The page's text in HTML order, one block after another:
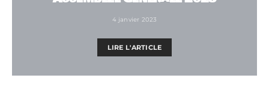
4 janvier 2023
LIRE L'ARTICLE